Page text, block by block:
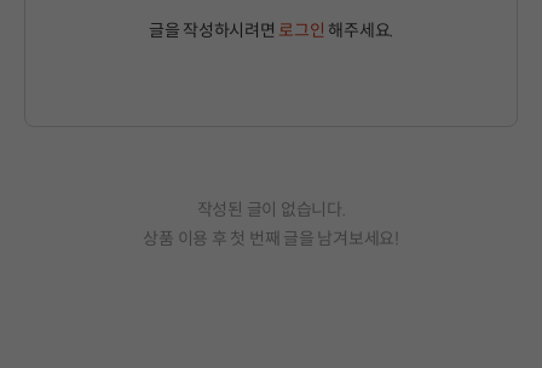
글을 작성하시려면 로그인 해주세요.
작성된 글이 없습니다.
상품 이용 후 첫 번째 글을 남겨보세요!